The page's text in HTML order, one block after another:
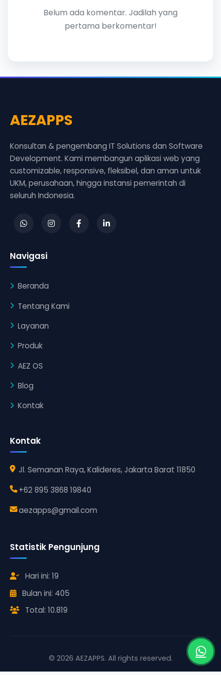
Belum ada komentar. Jadilah yang
pertama berkomentar!
AEZAPPS
Konsultan & pengembang IT Solutions dan Software
Development. Kami membangun aplikasi web yang
customizable, responsive, fleksibel, dan aman untuk
UKM, perusahaan, hingga instansi pemerintah di
seluruh Indonesia.
Navigasi
Beranda
Tentang Kami
Layanan
Produk
AEZ OS
Blog
Kontak
Kontak
Jl. Semanan Raya, Kalideres, Jakarta Barat 11850
+62 895 3868 19840
aezapps@gmail.com
Statistik Pengunjung
Hari ini: 19
Bulan ini: 405
Total: 10.819
© 2026 AEZAPPS. All rights reserved.